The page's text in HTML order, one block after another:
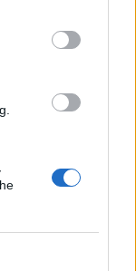
άνοιξε τις